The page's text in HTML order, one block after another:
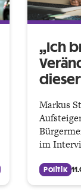
„Ich
Markus
im
Politik